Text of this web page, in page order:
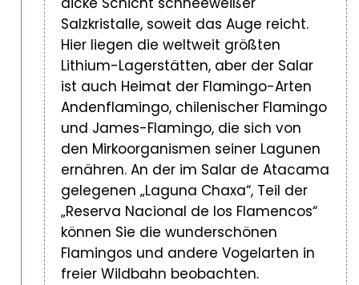
Salzkristalle, soweit das Auge reicht.
Hier liegen die weltweit größten
Lithium-Lagerstätten, aber der Salar
ist auch Heimat der Flamingo-Arten
Andenflamingo, chilenischer Flamingo
und James-Flamingo, die sich von
den Mirkoorganismen seiner Lagunen
ernähren. An der im Salar de Atacama
gelegenen „Laguna Chaxa“, Teil der
„Reserva Nacional de los Flamencos“
können Sie die wunderschönen
Flamingos und andere Vogelarten in
freier Wildbahn beobachten.